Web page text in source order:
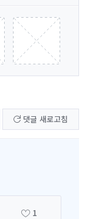
댓글 새로고침
1